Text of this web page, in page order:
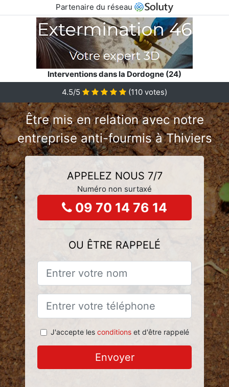
Partenaire du réseau
Interventions dans la Dordogne (24)
4.5/5
(110 votes)
Être mis en relation avec notre
entreprise anti-fourmis à Thiviers
APPELEZ NOUS 7/7
Numéro non surtaxé
09 70 14 76 14
OU ÊTRE RAPPELÉ
J'accepte les conditionset d'être rappelé
Envoyer